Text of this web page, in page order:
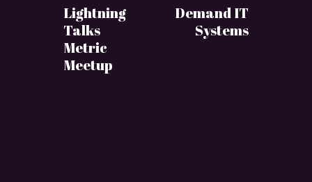
Lightning
Talks
Metric
Meetup
Demand IT
Systems